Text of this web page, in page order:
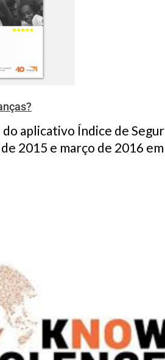
aplicativo Índice de
2015 e março de 2016